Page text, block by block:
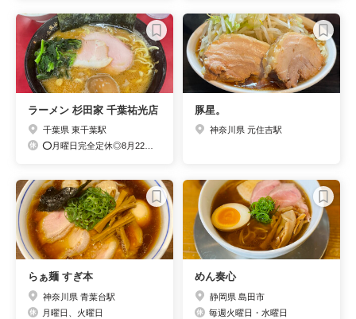
ラーメン 杉田家 千葉祐光店
千葉県 東千葉駅
豚星。
神奈川県 元住吉駅
らぁ麺 すぎ本
神奈川県 青葉台駅
月曜日、火曜日
めん奏心
静岡県 島田市
毎週火曜日・水曜日